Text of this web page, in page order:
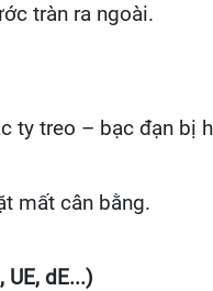
tràn ra ngoài.
ty treo – bạc đạn bị
mất cân bằng.
dE...)